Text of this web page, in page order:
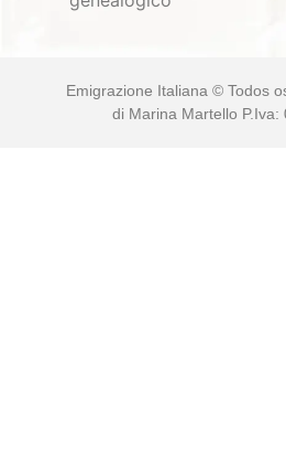
Emigrazione Italiana © Todos
di Marina Martello P.Iva: